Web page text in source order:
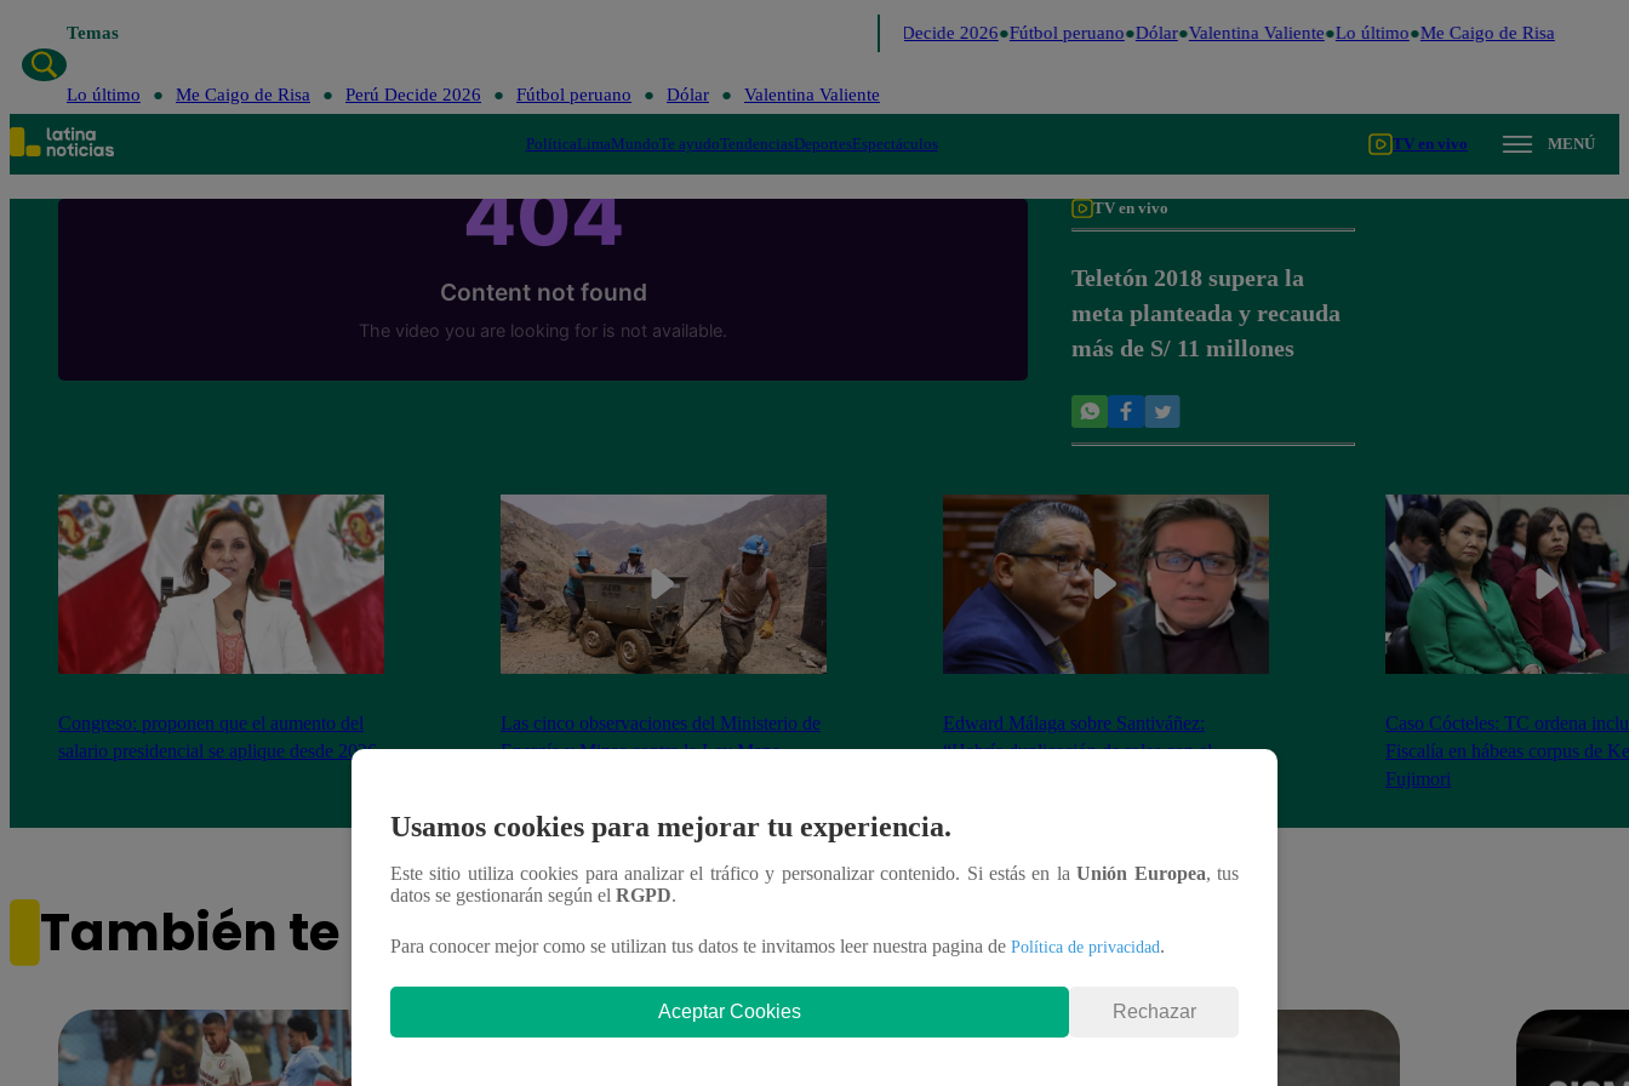
Temas Perú Decide 2026 Fútbol peruano Dólar Valentina Valiente Lo último Me Caigo de Risa
Lo último Me Caigo de Risa Perú Decide 2026 Fútbol peruano Dólar Valentina Valiente
PolíticaLimaMundoTe ayudoTendenciasDeportesEspectáculos TV en vivo MENÚ
TV en vivo
Teletón 2018 supera la
meta planteada y recauda
más de S/ 11 millones
Congreso: proponen que el aumento del
salario presidencial se aplique desde 2026
Las cinco observaciones del Ministerio de
Energía y Minas contra la Ley Mape
Edward Málaga sobre Santiváñez:
“Habría duplicación de roles con el
Caso Cócteles: TC ordena
Fiscalía en hábeas corpus de
Fujimori
También te puede interesar
Usamos cookies para mejorar tu experiencia.
Este sitio utiliza cookies para analizar el tráfico y personalizar contenido. Si estás en laUnión Europea, tus
datos se gestionarán según el RGPD.
Para conocer mejor como se utilizan tus datos te invitamos leer nuestra pagina de Política de privacidad.
Aceptar Cookies Rechazar